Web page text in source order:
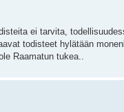
ei tarvita,
todisteet hylätään
Raamatun tukea..